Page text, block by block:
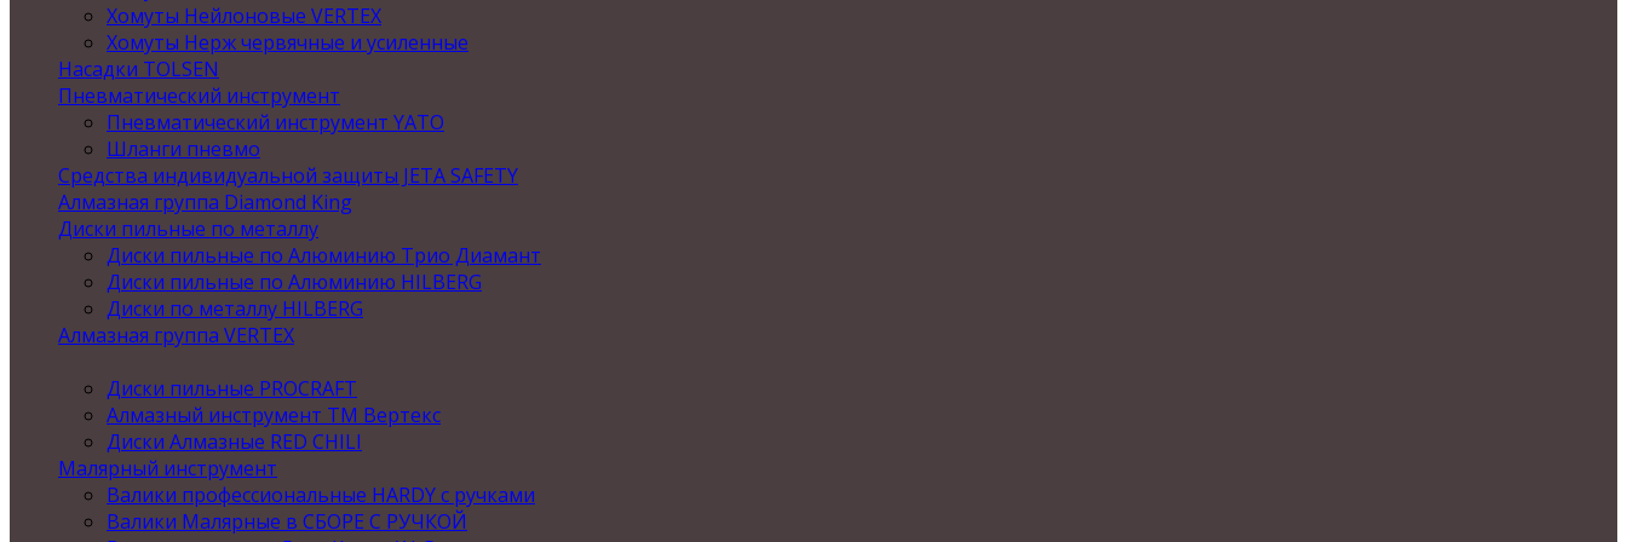
Хомуты Нейлоновые VERTEX
Хомуты Нерж червячные и усиленные
Насадки TOLSEN
Пневматический инструмент
Пневматический инструмент YATO
Шланги пневмо
Средства индивидуальной защиты JETA SAFETY
Алмазная группа Diamond King
Диски пильные по металлу
Диски пильные по Алюминию Трио Диамант
Диски пильные по Алюминию HILBERG
Диски по металлу HILBERG
Алмазная группа VERTEX
Диски пильные PROCRAFT
Алмазный инструмент ТМ Вертекс
Диски Алмазные RED CHILI
Малярный инструмент
Валики профессиональные HARDY с ручками
Валики Малярные в СБОРЕ С РУЧКОЙ